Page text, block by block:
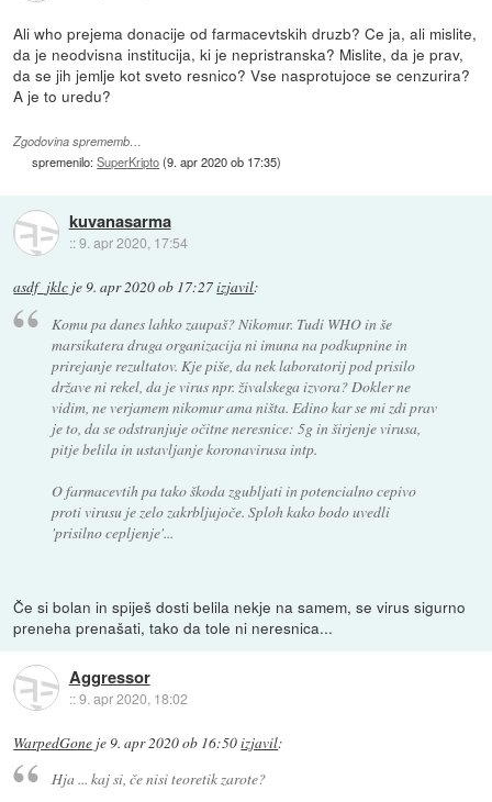
Ali who prejema donacije od farmacevtskih druzb? Ce ja, ali mislite,
da je neodvisna institucija, ki je nepristranska? Mislite, da je prav,
da se jih jemlje kot sveto resnico? Vse nasprotujoce se cenzurira?
A je to uredu?
Zgodovina sprememb…
spremenilo:SuperKripto(9. apr 2020 ob 17:35)
kuvanasarma
::9. apr 2020, 17:54
asdf_jklc je9. apr 2020 ob 17:27izjavil:
Komu pa danes lahko zaupaš? Nikomur. Tudi WHO in še
marsikatera druga organizacija ni imuna na podkupnine in
prirejanje rezultatov. Kje piše, da nek laboratorij pod prisilo
države ni rekel, da je virus npr. živalskega izvora? Dokler ne
vidim, ne verjamem nikomur ama ništa. Edino kar se mi zdi prav
je to, da se odstranjuje očitne neresnice: 5g in širjenje virusa,
pitje belila in ustavljanje koronavirusa intp.
O farmacevtih pa tako škoda zgubljati in potencialno cepivo
proti virusu je zelo zakrbljujoče. Sploh kako bodo uvedli
'prisilno cepljenje'...
Če si bolan in spiješ dosti belila nekje na samem, se virus sigurno
preneha prenašati, tako da tole ni neresnica...
Aggressor
::9. apr 2020, 18:02
WarpedGone je9. apr 2020 ob 16:50izjavil:
Hja ... kaj si, če nisi teoretik zarote?